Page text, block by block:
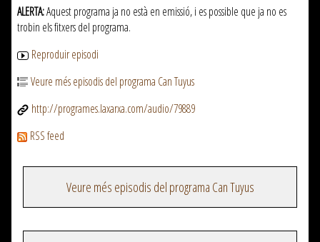
ALERTA:Aquest programa ja no està en emissió, i es possible que ja no es
trobin els fitxers del programa.
Reproduir episodi
Veure més episodis del programa Can Tuyus
http://programes.laxarxa.com/audio/79889
RSS feed
Veure més episodis del programa Can Tuyus